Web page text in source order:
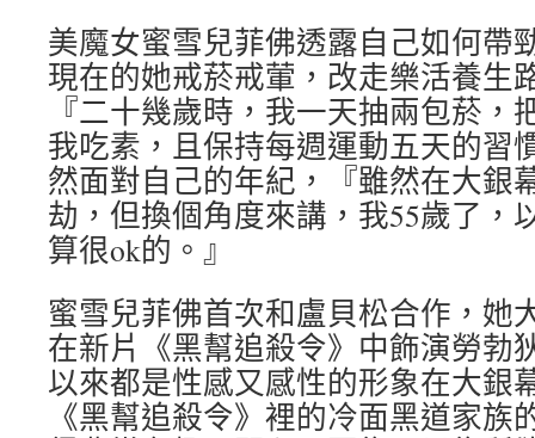
美魔女蜜雪兒菲佛透露自己如何帶
現在的她戒菸戒葷，改走樂活養生
『二十幾歲時，我一天抽兩包菸，
我吃素，且保持每週運動五天的習
然面對自己的年紀，『雖然在大銀
劫，但換個角度來講，我55歲了，
算很ok的。』
蜜雪兒菲佛首次和盧貝松合作，她
在新片《黑幫追殺令》中飾演勞勃
以來都是性感又感性的形象在大銀
《黑幫追殺令》裡的冷面黑道家族